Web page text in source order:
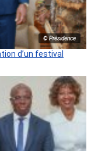
© Présidence
d’un festival